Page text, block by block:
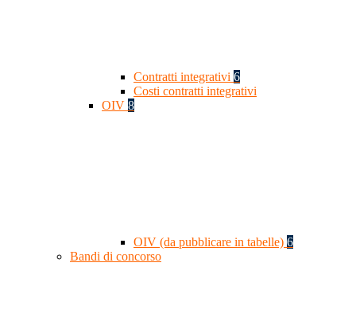
Contratti integrativi 6
Costi contratti integrativi
OIV 8
OIV (da pubblicare in tabelle) 6
Bandi di concorso